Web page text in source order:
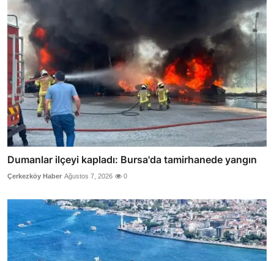
Dumanlar ilçeyi kapladı: Bursa'da tamirhanede yangın
Çerkezköy Haber Ağustos 7, 2026 0